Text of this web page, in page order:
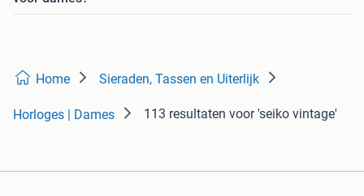
Home Sieraden, Tassen en Uiterlijk
Horloges | Dames 113 resultaten voor 'seiko vintage'